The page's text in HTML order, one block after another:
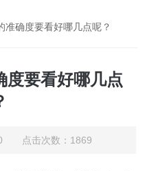
准确度要看好哪几点呢？
度要看好哪几点
点击次数：1869